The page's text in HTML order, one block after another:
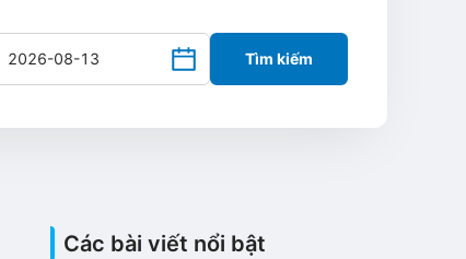
Tìm kiếm
Các bài viết nổi bật